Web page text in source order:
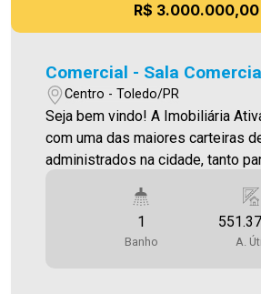
R$
Comercial - Sala
Centro - Toledo/PR
Seja bem vindo! A Imobiliária Ativa conta hoje
com uma das maiores carteiras
administrados na cidade, tanto
Fundo de Conservação do Imóvel
6% do valor do aluguel *
1
Banho A.